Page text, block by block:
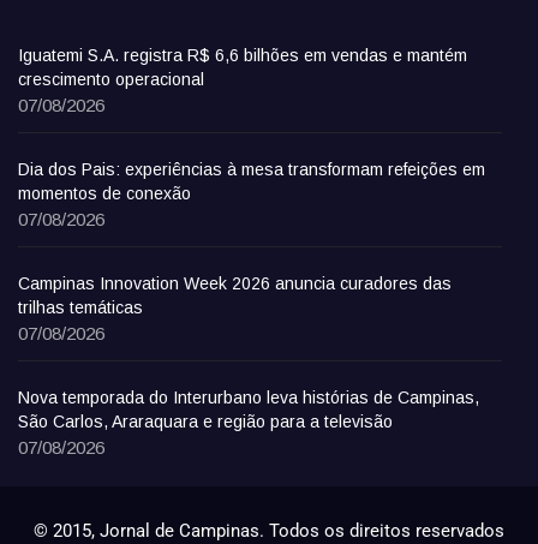
Iguatemi S.A. registra R$ 6,6 bilhões em vendas e mantém
crescimento operacional
07/08/2026
Dia dos Pais: experiências à mesa transformam refeições em
momentos de conexão
07/08/2026
Campinas Innovation Week 2026 anuncia curadores das
trilhas temáticas
07/08/2026
Nova temporada do Interurbano leva histórias de Campinas,
São Carlos, Araraquara e região para a televisão
07/08/2026
© 2015, Jornal de Campinas. Todos os direitos reservados